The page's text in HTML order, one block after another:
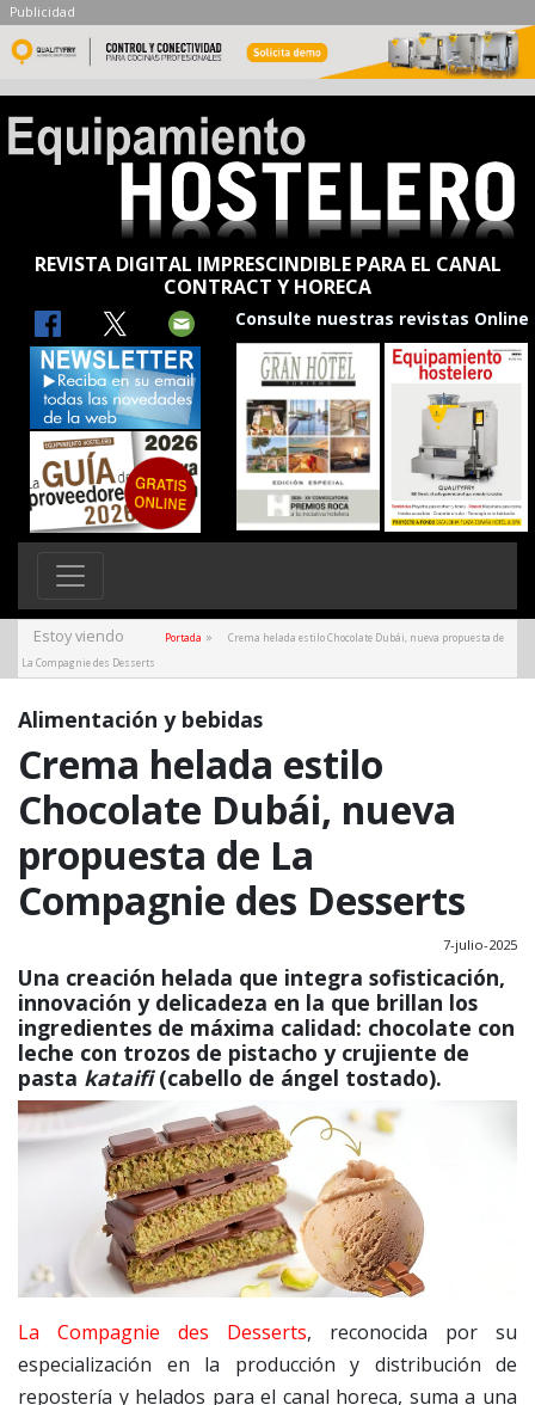
Publicidad
REVISTA DIGITAL IMPRESCINDIBLE PARA EL CANAL
CONTRACT Y HORECA
Consulte nuestras revistas Online
Estoy viendo Portada »
Crema helada estilo Chocolate Dubái, nueva propuesta de
La Compagnie des Desserts
Alimentación y bebidas
Crema helada estilo
Chocolate Dubái, nueva
propuesta de La
Compagnie des Desserts
7-julio-2025
Una creación helada que integra sofisticación,
innovación y delicadeza en la que brillan los
ingredientes de máxima calidad: chocolate con
leche con trozos de pistacho y crujiente de
pasta kataifi(cabello de ángel tostado).
La Compagnie des Desserts, reconocida por su
especialización en la producción y distribución de
repostería y helados para el canal horeca, suma a una